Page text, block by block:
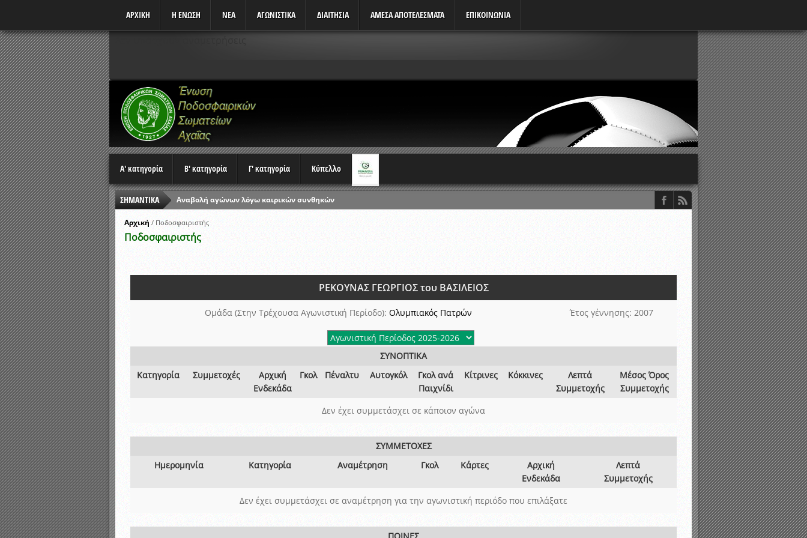
ΑΡΧΙΚΗ Η ΕΝΩΣΗ ΝΕΑ ΑΓΩΝΙΣΤΙΚΆ ΔΙΑΙΤΗΣΙΑ ΑΜΕΣΑ ΑΠΟΤΕΛΕΣΜΑΤΑ ΕΠΙΚΟΙΝΩΝΙΑ
Α' κατηγορία Β' κατηγορία Γ' κατηγορία Κύπελλο
ΣΗΜΑΝΤΙΚΑ
Αναβολή αγώνων λόγω καιρικών συνθηκών
Ώρες έναρξης αγώνων Πρωταθλημάτων
Αποτελέσματα επαναληπτικών γραπτών εξετάσεων και αγωνιστικών δοκιμασιών διαιτητών και παρατηρητών ΕΠΣΑ
Κληρώσεις Πρωταθλημάτων και Κυπέλλου 2015-2016
Αρχική / Ποδοσφαιριστής
Ποδοσφαιριστής
ΡΕΚΟΥΝΑΣ ΓΕΩΡΓΙΟΣ του ΒΑΣΙΛΕΙΟΣ
Ομάδα (Στην Τρέχουσα Αγωνιστική Περίοδο): Ολυμπιακός Πατρών Έτος γέννησης: 2007
ΣΥΝΟΠΤΙΚΑ
Κατηγορία
Συμμετοχές
Αρχική
Ενδεκάδα
Γκολ Πέναλτυ Αυτογκόλ
Γκολ ανά
Παιχνίδι
Κίτρινες Κόκκινες
Λεπτά
Συμμετοχής
Μέσος Όρος
Συμμετοχής
Δεν έχει συμμετάσχει σε κάποιον αγώνα
ΣΥΜΜΕΤΟΧΕΣ
Ημερομηνία
Κατηγορία Αναμέτρηση Γκολ Κάρτες
Αρχική
Ενδεκάδα
Λεπτά
Συμμετοχής
Δεν έχει συμμετάσχει σε αναμέτρηση για την αγωνιστική περιόδο που επιλάξατε